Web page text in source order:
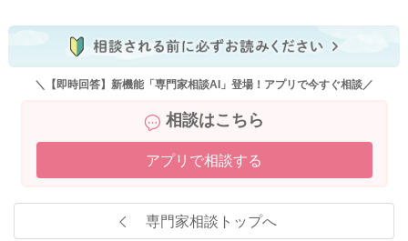
＼【即時回答】新機能「専門家相談AI」登場！アプリで今すぐ相談／
相談はこちら
アプリで相談する
専門家相談トップへ